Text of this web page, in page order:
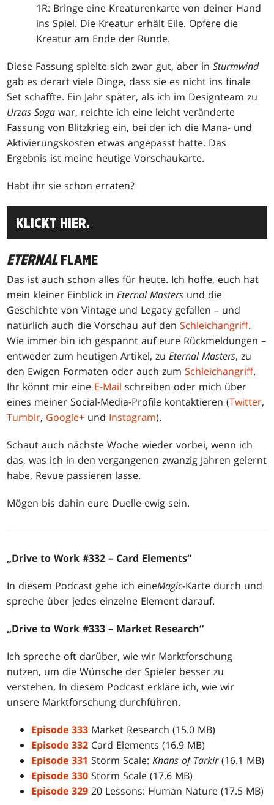
1R: Bringe eine Kreaturenkarte von deiner Hand
ins Spiel. Die Kreatur erhält Eile. Opfere die
Kreatur am Ende der Runde.
Diese Fassung spielte sich zwar gut, aber inSturmwind
gab es derart viele Dinge, dass sie es nicht ins finale
Set schaffte. Ein Jahr später, als ich im Designteam zu
Urzas Saga war, reichte ich eine leicht veränderte
Fassung von Blitzkrieg ein, bei der ich die Mana- und
Aktivierungskosten etwas angepasst hatte. Das
Ergebnis ist meine heutige Vorschaukarte.
Habt ihr sie schon erraten?
KLICKT HIER.
ETERNALFLAME
Das ist auch schon alles für heute. Ich hoffe, euch hat
mein kleiner Einblick inEternal Masters und die
Geschichte von Vintage und Legacy gefallen – und
natürlich auch die Vorschau auf denSchleichangriff.
Wie immer bin ich gespannt auf eure Rückmeldungen –
entweder zum heutigen Artikel, zuEternal Masters, zu
den Ewigen Formaten oder auch zumSchleichangriff.
Ihr könnt mir eine E-Mail schreiben oder mich über
eines meiner Social-Media-Profile kontaktieren (Twitter,
Tumblr, Google+ und Instagram).
Schaut auch nächste Woche wieder vorbei, wenn ich
das, was ich in den vergangenen zwanzig Jahren gelernt
habe, Revue passieren lasse.
Mögen bis dahin eure Duelle ewig sein.
„Drive to Work #332 – Card Elements“
In diesem Podcast gehe ich eineMagic-Karte durch und
spreche über jedes einzelne Element darauf.
„Drive to Work #333 – Market Research“
Ich spreche oft darüber, wie wir Marktforschung
nutzen, um die Wünsche der Spieler besser zu
verstehen. In diesem Podcast erkläre ich, wie wir
unsere Marktforschung durchführen.
Episode 333 Market Research (15.0 MB)
Episode 332 Card Elements (16.9 MB)
Episode 331 Storm Scale:Khans of Tarkir(16.1 MB)
Episode 330 Storm Scale (17.6 MB)
Episode 329 20 Lessons: Human Nature (17.5 MB)